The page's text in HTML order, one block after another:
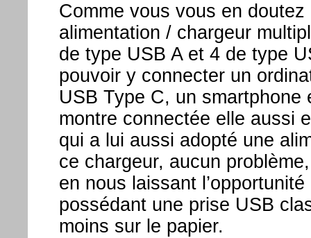
Comme vous vous en doutez
alimentation / chargeur
de type USB A et 4 de type
pouvoir y connecter un
USB Type C, un
montre connectée elle aussi
qui a lui aussi adopté une
ce chargeur, aucun
en nous laissant
possédant une prise USB
moins sur le papier.